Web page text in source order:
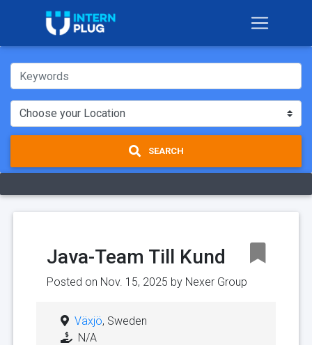
SEARCH
Java-Team Till Kund
Posted on Nov. 15, 2025 by Nexer Group
Växjö, Sweden
N/A